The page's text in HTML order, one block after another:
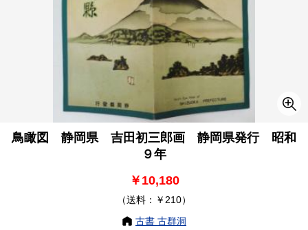
鳥瞰図 静岡県 吉田初三郎画 静岡県発行 昭和
９年
￥10,180
（送料：￥210）
古書 古群洞